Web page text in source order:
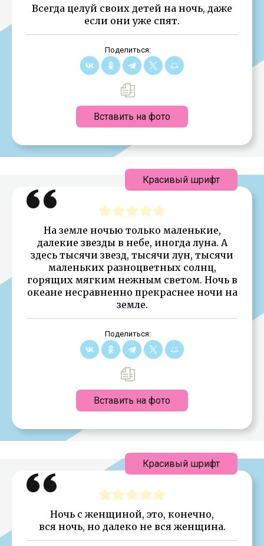
Всегда целуй своих детей на ночь, даже
если они уже спят.
Поделиться:
Вставить на фото
На земле ночью только маленькие,
далекие звезды в небе, иногда луна. А
здесь тысячи звезд, тысячи лун, тысячи
маленьких разноцветных солнц,
горящих мягким нежным светом. Ночь в
океане несравненно прекраснее ночи на
земле.
Поделиться:
Вставить на фото
Красивый шрифт
Ночь с женщиной, это, конечно,
вся ночь, но далеко не вся женщина.
Красивый шрифт